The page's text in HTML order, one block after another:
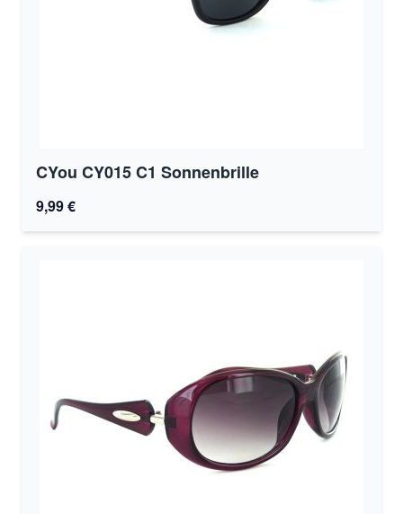
CYou CY015 C1 Sonnenbrille
9,99 €